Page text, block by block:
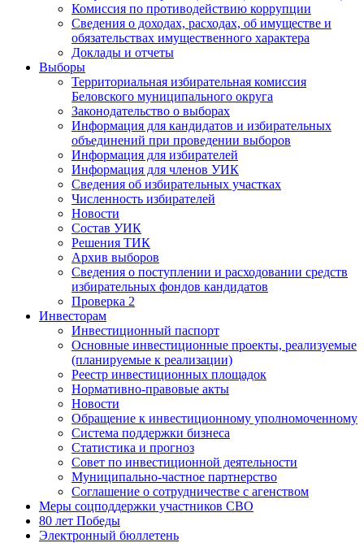
Комиссия по противодействию коррупции
Сведения о доходах, расходах, об имуществе и
обязательствах имущественного характера
Доклады и отчеты
Выборы
Территориальная избирательная комиссия
Беловского муниципального округа
Законодательство о выборах
Информация для кандидатов и избирательных
объединений при проведении выборов
Информация для избирателей
Информация для членов УИК
Сведения об избирательных участках
Численность избирателей
Новости
Состав УИК
Решения ТИК
Архив выборов
Сведения о поступлении и расходовании средств
избирательных фондов кандидатов
Проверка 2
Инвесторам
Инвестиционный паспорт
Основные инвестиционные проекты, реализуемые
(планируемые к реализации)
Реестр инвестиционных площадок
Нормативно-правовые акты
Новости
Обращение к инвестиционному уполномоченному
Система поддержки бизнеса
Статистика и прогноз
Совет по инвестиционной деятельности
Муниципально-частное партнерство
Соглашение о сотрудничестве с агенством
Меры соцподдержки участников СВО
80 лет Победы
Электронный бюллетень